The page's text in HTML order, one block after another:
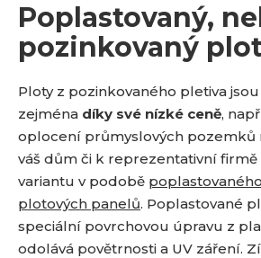
Poplastovaný,
pozinkovaný
Ploty z pozinkovaného pletiva
zejména díky své nízké ceně,
oplocení průmyslových pozemků
váš dům či k reprezentativní firmě
variantu v podobě
plotových panelů. Poplastované
speciální povrchovou úpravu z
odolává povětrnosti a UV záření.